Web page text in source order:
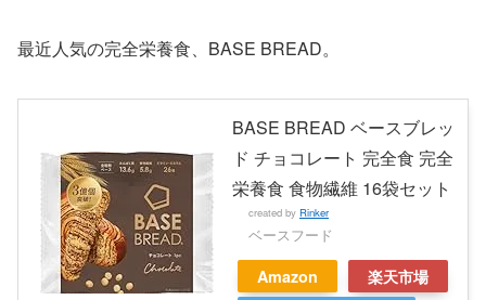
最近人気の完全栄養食、BASE BREAD。
BASE BREAD ベースブレッ
ド チョコレート 完全食 完全
栄養食 食物繊維 16袋セット
created by Rinker
ベースフード
Amazon
楽天市場